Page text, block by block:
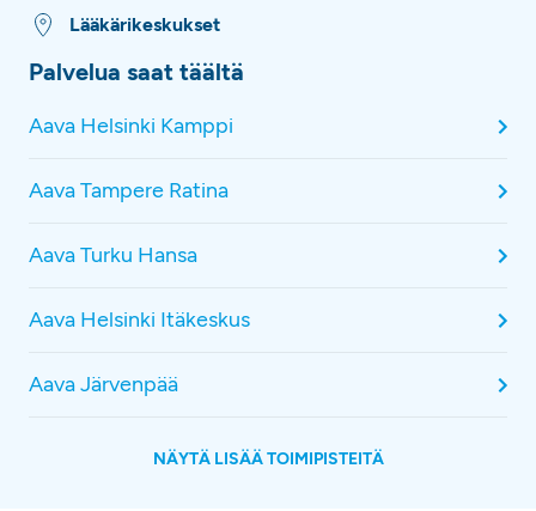
Lääkärikeskukset
Palvelua saat täältä
Aava Helsinki Kamppi
Aava Tampere Ratina
Aava Turku Hansa
Aava Helsinki Itäkeskus
Aava Järvenpää
NÄYTÄ LISÄÄ TOIMIPISTEITÄ